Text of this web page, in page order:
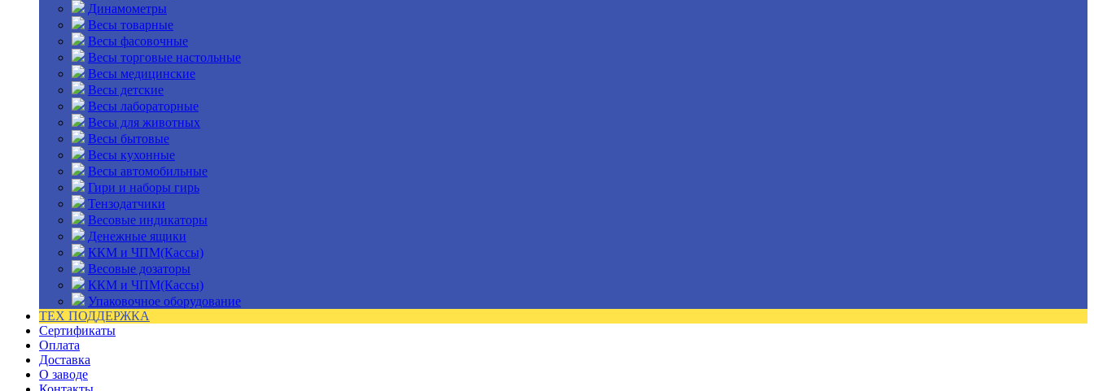
Динамометры
Весы товарные
Весы фасовочные
Весы торговые настольные
Весы медицинские
Весы детские
Весы лабораторные
Весы для животных
Весы бытовые
Весы кухонные
Весы автомобильные
Гири и наборы гирь
Тензодатчики
Весовые индикаторы
Денежные ящики
ККМ и ЧПМ(Кассы)
Весовые дозаторы
ККМ и ЧПМ(Кассы)
Упаковочное оборудование
ТЕХ ПОДДЕРЖКА
Сертификаты
Оплата
Доставка
О заводе